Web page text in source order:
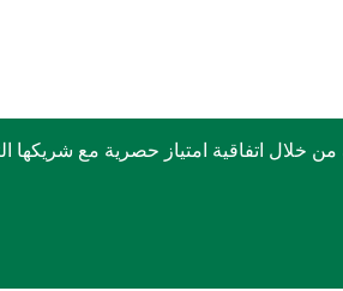
في الشرق الأوسط منذ عام 1999 وذلك من خلال